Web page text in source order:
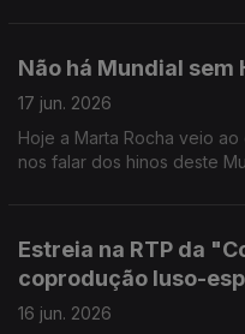
Não há Mundial sem
17 jun. 2026
Hoje a Marta Rocha veio
nos falar dos hinos deste
Estreia na RTP da
coprodução luso-
16 jun. 2026